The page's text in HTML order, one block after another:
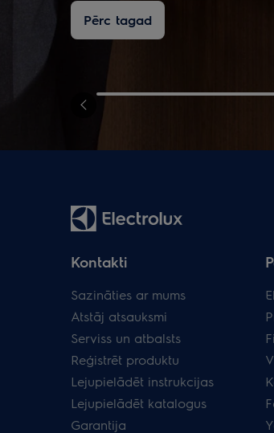
Pērc tagad
Kontakti
Sazināties ar mums
Atstāj atsauksmi
Serviss un atbalsts
Reģistrēt produktu
Lejupielādēt instrukcijas
Lejupielādēt katalogus
Garantija